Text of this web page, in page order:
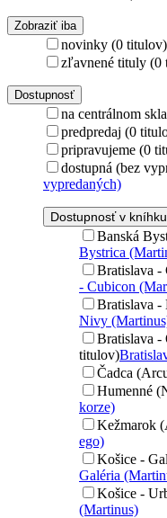
Zobraziť iba
novinky (0 titulov)
zľavnené tituly (0
Dostupnosť
na centrálnom
predpredaj (0
pripravujeme (0
dostupná (bez
vypredaných)
Dostupnosť v
Banská
Bystrica
Bratislava -
- Cubicon
Bratislava
Nivy
Bratislava -
titulov)
Čadca
Humenné
korze)
Kežmarok
ego)
Košice -
Galéria
Košice -
(Martinus)